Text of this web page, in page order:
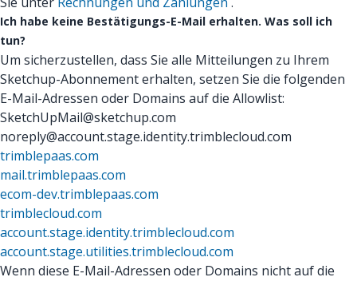
Ich habe keine Bestätigungs-E-Mail erhalten. Was soll ich
tun?
Um sicherzustellen, dass Sie alle Mitteilungen zu Ihrem
Sketchup-Abonnement erhalten, setzen Sie die folgenden
E-Mail-Adressen oder Domains auf die Allowlist:
SketchUpMail@sketchup.com
noreply@account.stage.identity.trimblecloud.com
trimblepaas.com
mail.trimblepaas.com
ecom-dev.trimblepaas.com
trimblecloud.com
account.stage.identity.trimblecloud.com
account.stage.utilities.trimblecloud.com
Wenn diese E-Mail-Adressen oder Domains nicht auf die